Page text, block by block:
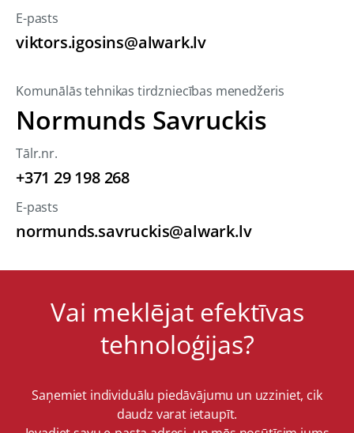
E-pasts
viktors.igosins@alwark.lv
Komunālās tehnikas tirdzniecības menedžeris
Normunds Savruckis
Tālr.nr.
+371 29 198 268
E-pasts
normunds.savruckis@alwark.lv
Vai meklējat efektīvas
tehnoloģijas?
Saņemiet individuālu piedāvājumu un uzziniet, cik
daudz varat ietaupīt.